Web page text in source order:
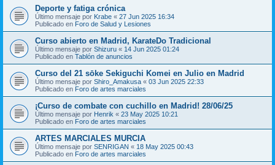
Deporte y fatiga crónica
Último mensaje por Krabe « 27 Jun 2025 16:34
Publicado en Foro de Salud y Lesiones
Curso abierto en Madrid, KarateDo Tradicional
Último mensaje por Shizuru « 14 Jun 2025 01:24
Publicado en Tablón de anuncios
Curso del 21 sōke Sekiguchi Komei en Julio en Madrid
Último mensaje por Shiro_Amakusa « 03 Jun 2025 22:33
Publicado en Foro de artes marciales
¡Curso de combate con cuchillo en Madrid! 28/06/25
Último mensaje por Henrik « 23 May 2025 10:21
Publicado en Foro de artes marciales
ARTES MARCIALES MURCIA
Último mensaje por SENRIGAN « 18 May 2025 00:43
Publicado en Foro de artes marciales